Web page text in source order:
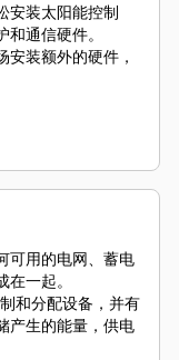
安装太阳能控制
通信硬件。
装额外的硬件，
可用的电网、蓄电
一起。
和分配设备，并有
产生的能量，供电